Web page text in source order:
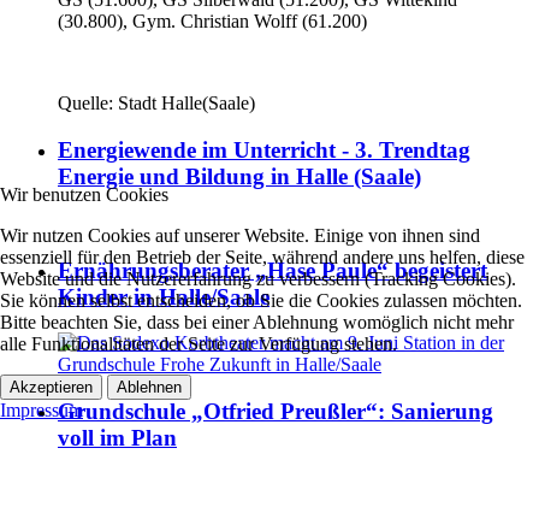
(30.800), Gym. Christian Wolff (61.200)
Quelle: Stadt Halle(Saale)
Energiewende im Unterricht - 3. Trendtag
Energie und Bildung in Halle (Saale)
Ernährungsberater „Hase Paule“ begeistert
Kinder in Halle/Saale
Grundschule „Otfried Preußler“: Sanierung
voll im Plan
Wir benutzen Cookies
Wir nutzen Cookies auf unserer Website. Einige von ihnen sind
essenziell für den Betrieb der Seite, während andere uns helfen, diese
Website und die Nutzererfahrung zu verbessern (Tracking Cookies).
Sie können selbst entscheiden, ob Sie die Cookies zulassen möchten.
Bitte beachten Sie, dass bei einer Ablehnung womöglich nicht mehr
alle Funktionalitäten der Seite zur Verfügung stehen.
Akzeptieren Ablehnen
Impressum